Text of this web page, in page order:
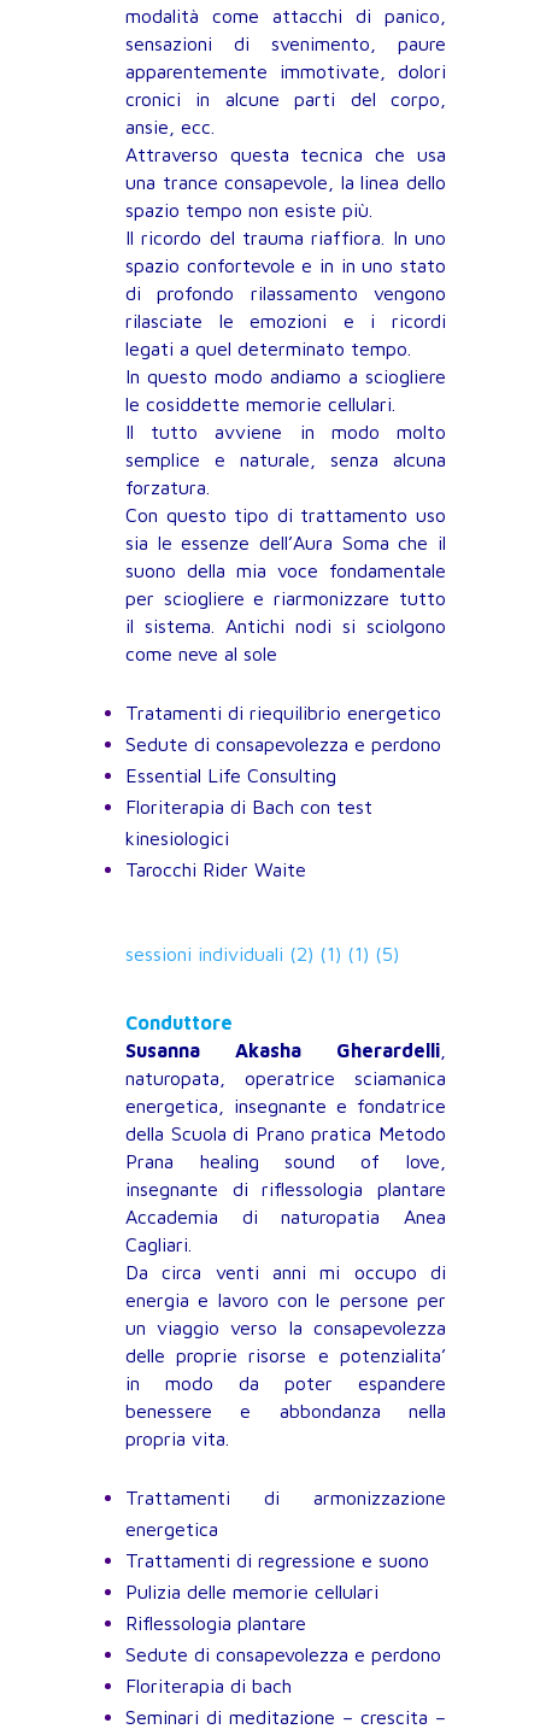
modalità come attacchi di panico,
sensazioni di svenimento, paure
apparentemente immotivate, dolori
cronici in alcune parti del corpo,
ansie, ecc.
Attraverso questa tecnica che usa
una trance consapevole, la linea dello
spazio tempo non esiste più.
Il ricordo del trauma riaffiora. In uno
spazio confortevole e in in uno stato
di profondo rilassamento vengono
rilasciate le emozioni e i ricordi
legati a quel determinato tempo.
In questo modo andiamo a sciogliere
le cosiddette memorie cellulari.
Il tutto avviene in modo molto
semplice e naturale, senza alcuna
forzatura.
Con questo tipo di trattamento uso
sia le essenze dell’Aura Soma che il
suono della mia voce fondamentale
per sciogliere e riarmonizzare tutto
il sistema. Antichi nodi si sciolgono
come neve al sole
Tratamenti di riequilibrio energetico
Sedute di consapevolezza e perdono
Essential Life Consulting
Floriterapia di Bach con test
kinesiologici
Tarocchi Rider Waite
sessioni individuali (2) (1) (1) (5)
Conduttore
Susanna Akasha Gherardelli,
naturopata, operatrice sciamanica
energetica, insegnante e fondatrice
della Scuola di Prano pratica Metodo
Prana healing sound of love,
insegnante di riflessologia plantare
Accademia di naturopatia Anea
Cagliari.
Da circa venti anni mi occupo di
energia e lavoro con le persone per
un viaggio verso la consapevolezza
delle proprie risorse e potenzialita’
in modo da poter espandere
benessere e abbondanza nella
propria vita.
Trattamenti di armonizzazione
energetica
Trattamenti di regressione e suono
Pulizia delle memorie cellulari
Riflessologia plantare
Sedute di consapevolezza e perdono
Floriterapia di bach
Seminari di meditazione – crescita –